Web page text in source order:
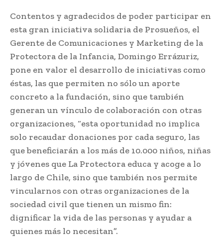
Contentos y agradecidos de poder participar en
esta gran iniciativa solidaria de Prosueños, el
Gerente de Comunicaciones y Marketing de la
Protectora de la Infancia, Domingo Errázuriz,
pone en valor el desarrollo de iniciativas como
éstas, las que permiten no sólo un aporte
concreto a la fundación, sino que también
generan un vínculo de colaboración con otras
organizaciones, “esta oportunidad no implica
solo recaudar donaciones por cada seguro, las
que beneficiarán a los más de 10.000 niños, niñas
y jóvenes que La Protectora educa y acoge a lo
largo de Chile, sino que también nos permite
vincularnos con otras organizaciones de la
sociedad civil que tienen un mismo fin:
dignificar la vida de las personas y ayudar a
quienes más lo necesitan”.